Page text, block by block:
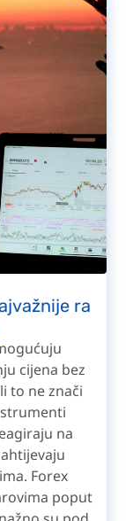
ra
cijena bez
to ne znači
na
Forex
poput